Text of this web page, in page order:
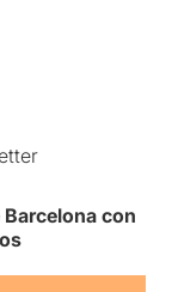
con